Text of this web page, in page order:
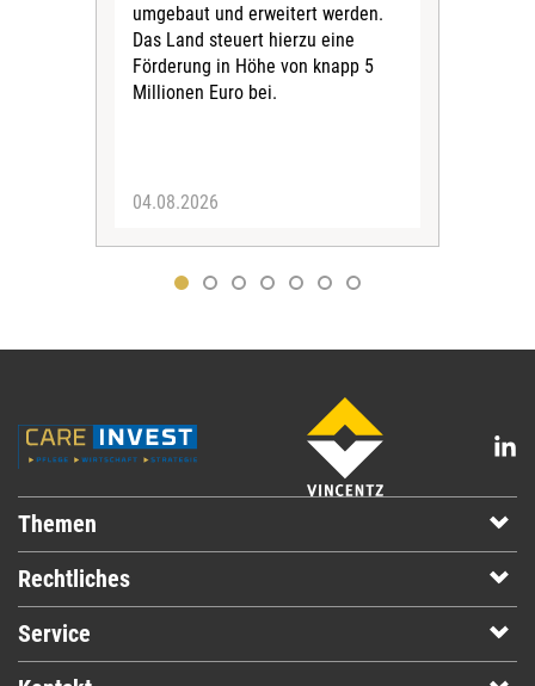
umgebaut und erweitert werden.
Das Land steuert hierzu eine
Förderung in Höhe von knapp 5
Millionen Euro bei.
04.08.2026
Themen
Rechtliches
Service